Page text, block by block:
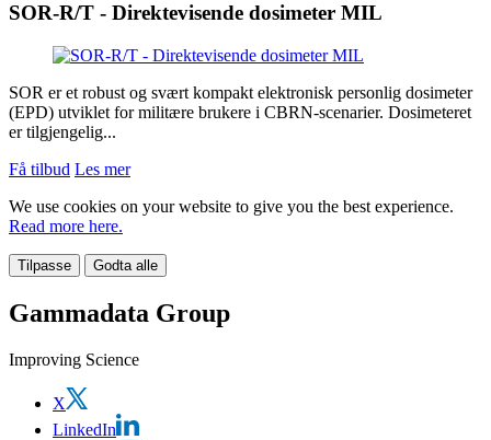
SOR-R/T - Direktevisende dosimeter MIL
SOR er et robust og svært kompakt elektronisk personlig dosimeter
(EPD) utviklet for militære brukere i CBRN-scenarier. Dosimeteret
er tilgjengelig...
Få tilbud Les mer
We use cookies on your website to give you the best experience.
Read more here.
Tilpasse Godta alle
Gammadata Group
Improving Science
X
LinkedIn